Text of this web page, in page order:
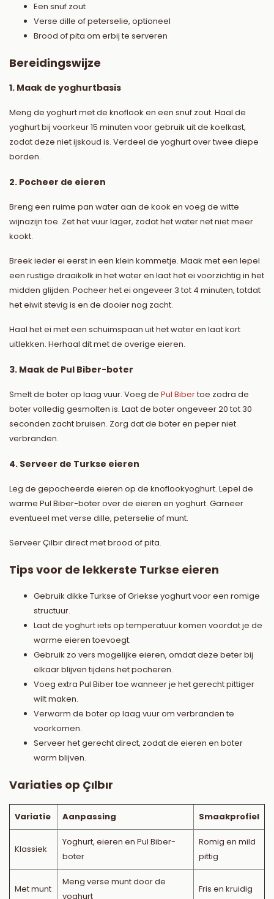
Een snuf zout
Verse dille of peterselie, optioneel
Brood of pita om erbij te serveren
Bereidingswijze
1. Maak de yoghurtbasis
Meng de yoghurt met de knoflook en een snuf zout. Haal de
yoghurt bij voorkeur 15 minuten voor gebruik uit de koelkast,
zodat deze niet ijskoud is. Verdeel de yoghurt over twee diepe
borden.
2. Pocheer de eieren
Breng een ruime pan water aan de kook en voeg de witte
wijnazijn toe. Zet het vuur lager, zodat het water net niet meer
kookt.
Breek ieder ei eerst in een klein kommetje. Maak met een lepel
een rustige draaikolk in het water en laat het ei voorzichtig in het
midden glijden. Pocheer het ei ongeveer 3 tot 4 minuten, totdat
het eiwit stevig is en de dooier nog zacht.
Haal het ei met een schuimspaan uit het water en laat kort
uitlekken. Herhaal dit met de overige eieren.
3. Maak de Pul Biber-boter
Smelt de boter op laag vuur. Voeg de Pul Bibertoe zodra de
boter volledig gesmolten is. Laat de boter ongeveer 20 tot 30
seconden zacht bruisen. Zorg dat de boter en peper niet
verbranden.
4. Serveer de Turkse eieren
Leg de gepocheerde eieren op de knoflookyoghurt. Lepel de
warme Pul Biber-boter over de eieren en yoghurt. Garneer
eventueel met verse dille, peterselie of munt.
Serveer Çılbır direct met brood of pita.
Tips voor de lekkerste Turkse eieren
Gebruik dikke Turkse of Griekse yoghurt voor een romige
structuur.
Laat de yoghurt iets op temperatuur komen voordat je de
warme eieren toevoegt.
Gebruik zo vers mogelijke eieren, omdat deze beter bij
elkaar blijven tijdens het pocheren.
Voeg extra Pul Biber toe wanneer je het gerecht pittiger
wilt maken.
Verwarm de boter op laag vuur om verbranden te
voorkomen.
Serveer het gerecht direct, zodat de eieren en boter
warm blijven.
Variaties op Çılbır
Variatie Aanpassing Smaakprofiel
Klassiek
Yoghurt, eieren en Pul Biber-
boter
Romig en mild
pittig
Met munt
Meng verse munt door de
yoghurt
Fris en kruidig